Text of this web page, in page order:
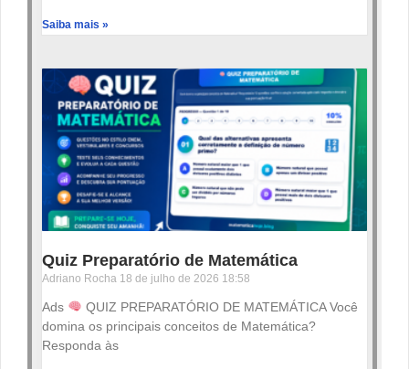
Saiba mais »
Quiz Preparatório de Matemática
Adriano Rocha 18 de julho de 2026 18:58
Ads
QUIZ PREPARATÓRIO DE MATEMÁTICA Você
domina os principais conceitos de Matemática?
Responda às